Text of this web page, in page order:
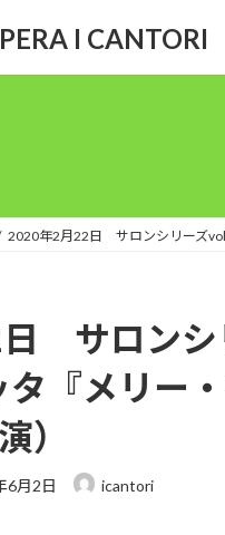
I CANTORI
2020年2月22日 サロンシリーズ
サロン
『メリー
）
6月2日 icantori